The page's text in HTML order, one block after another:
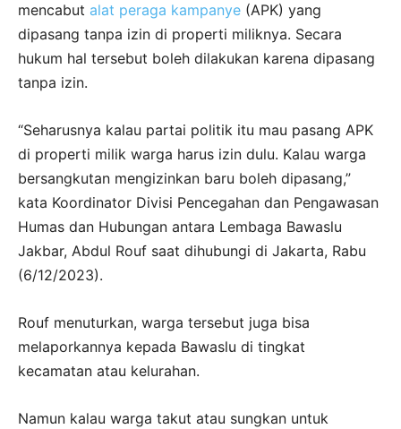
mencabut alat peraga kampanye (APK) yang
dipasang tanpa izin di properti miliknya. Secara
hukum hal tersebut boleh dilakukan karena dipasang
tanpa izin.
“Seharusnya kalau partai politik itu mau pasang APK
di properti milik warga harus izin dulu. Kalau warga
bersangkutan mengizinkan baru boleh dipasang,”
kata Koordinator Divisi Pencegahan dan Pengawasan
Humas dan Hubungan antara Lembaga Bawaslu
Jakbar, Abdul Rouf saat dihubungi di Jakarta, Rabu
(6/12/2023).
Rouf menuturkan, warga tersebut juga bisa
melaporkannya kepada Bawaslu di tingkat
kecamatan atau kelurahan.
Namun kalau warga takut atau sungkan untuk